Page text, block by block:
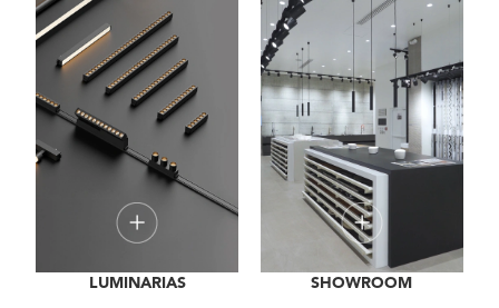
LUMINARIAS SHOWROOM